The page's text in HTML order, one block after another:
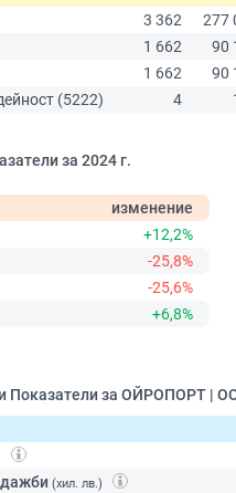
3 362 277
1 662 90
1 662 90
(5222)
4
за 2024 г.
изменение
+12,2%
-25,8%
-25,6%
+6,8%
Показатели за ОЙРОПОРТ |
(хил. лв.)